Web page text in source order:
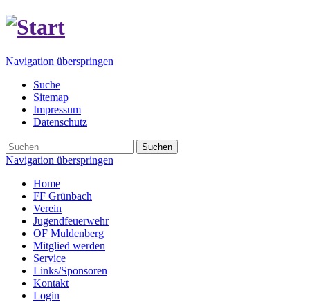
Navigation überspringen
Suche
Sitemap
Impressum
Datenschutz
Suchen
Navigation überspringen
Home
FF Grünbach
Verein
Jugendfeuerwehr
OF Muldenberg
Mitglied werden
Service
Links/Sponsoren
Kontakt
Login